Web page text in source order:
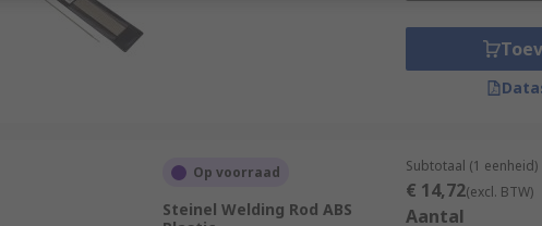
Op voorraad
Steinel Welding Rod ABS
Subtotaal (1 eenheid)
€ 14,72(excl. BTW)
Aantal